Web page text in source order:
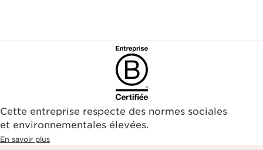
Cette entreprise respecte des normes sociales
et environnementales élevées.
En savoir plus